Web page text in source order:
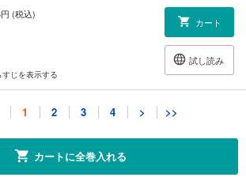
迫る!
スクの実力 藤里一郎
る最高品質フィルムスキャン 藤森順二
Zが行く! 第2回 東京・柴又編
E-M1 MarkⅢデビュー 清水哲朗
崎）
リー受付中
円 (税込)
カート
試し読み
すじを表示する
コン2025年10月号
試し読み
1 2 3 4 > >>
カートに全巻入れる